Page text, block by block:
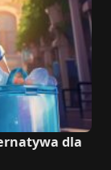
dla